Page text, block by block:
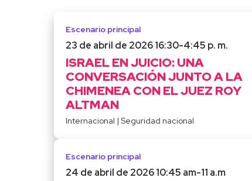
Escenario principal
23 de abril de 2026 16:30-4:45 p. m.
ISRAEL EN JUICIO: UNA
CONVERSACIÓN JUNTO A LA
CHIMENEA CON EL JUEZ ROY
ALTMAN
Internacional | Seguridad nacional
Escenario principal
24 de abril de 2026 10:45 am-11 a.m